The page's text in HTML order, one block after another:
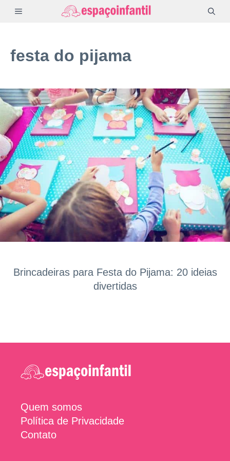
Pular
conteúdo
MENU
festa do pijama
Brincadeiras para Festa do Pijama: 20 ideias
divertidas
Quem somos
Política de Privacidade
Contato